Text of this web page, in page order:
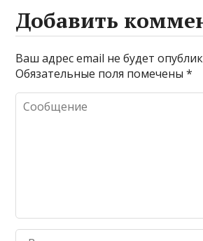
Добавить
Ваш адрес email не будет
Обязательные поля помечены*